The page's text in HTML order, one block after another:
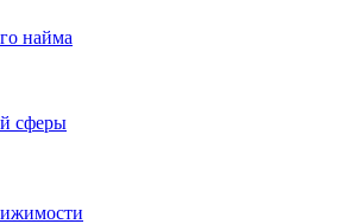
найма
сферы